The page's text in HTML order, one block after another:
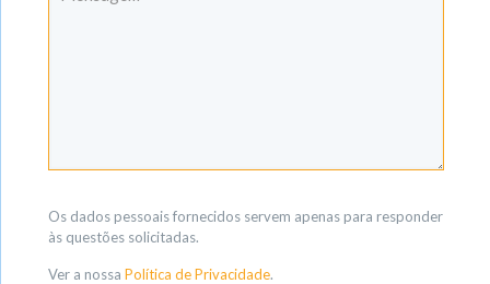
Os dados pessoais fornecidos servem apenas para responder
às questões solicitadas.
Ver a nossa Política de Privacidade.